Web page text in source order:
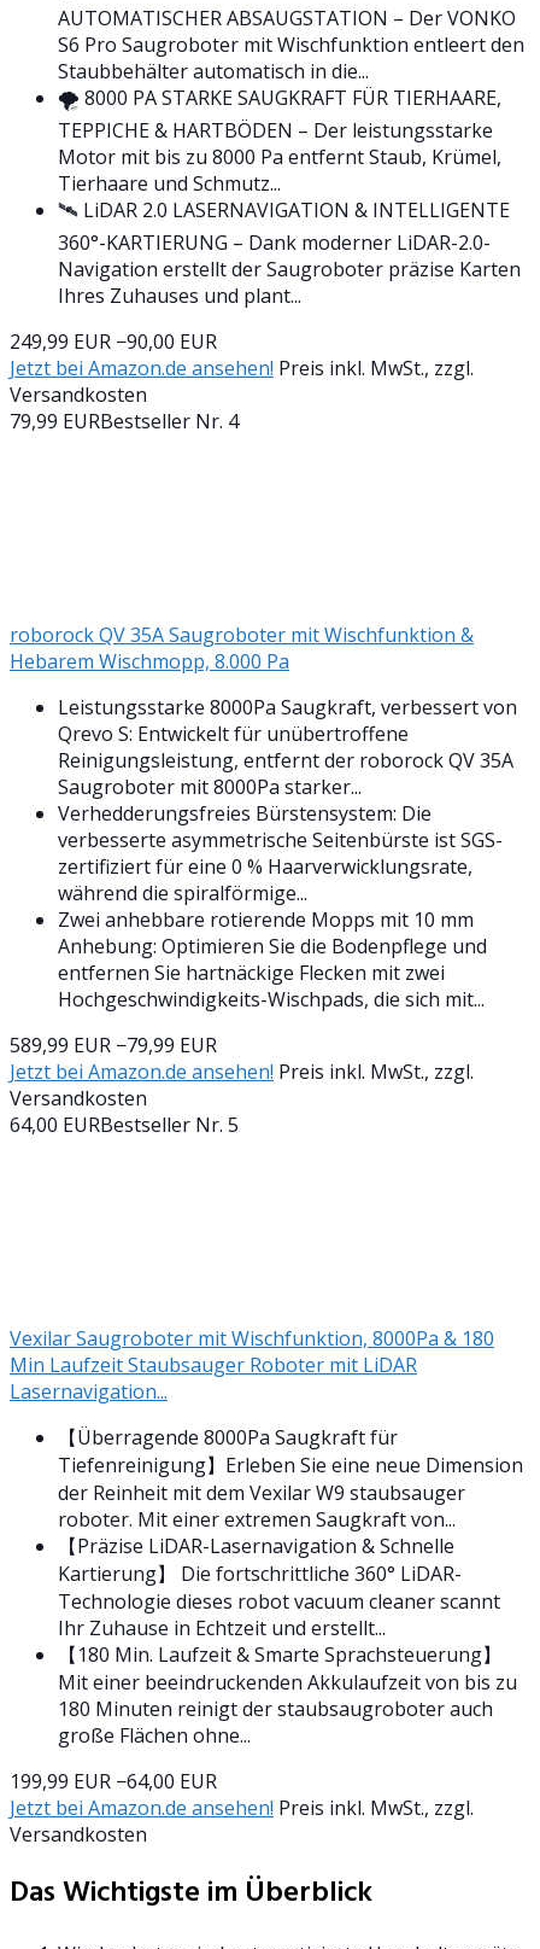
AUTOMATISCHER ABSAUGSTATION – Der VONKO
S6 Pro Saugroboter mit Wischfunktion entleert den
Staubbehälter automatisch in die...
🌪️ 8000 PA STARKE SAUGKRAFT FÜR TIERHAARE,
TEPPICHE & HARTBÖDEN – Der leistungsstarke
Motor mit bis zu 8000 Pa entfernt Staub, Krümel,
Tierhaare und Schmutz...
🛰️ LiDAR 2.0 LASERNAVIGATION & INTELLIGENTE
360°-KARTIERUNG – Dank moderner LiDAR-2.0-
Navigation erstellt der Saugroboter präzise Karten
Ihres Zuhauses und plant...
249,99 EUR −90,00 EUR
Jetzt bei Amazon.de ansehen! Preis inkl. MwSt., zzgl.
Versandkosten
79,99 EURBestseller Nr. 4
roborock QV 35A Saugroboter mit Wischfunktion &
Hebarem Wischmopp, 8.000 Pa
Leistungsstarke 8000Pa Saugkraft, verbessert von
Qrevo S: Entwickelt für unübertroffene
Reinigungsleistung, entfernt der roborock QV 35A
Saugroboter mit 8000Pa starker...
Verhedderungsfreies Bürstensystem: Die
verbesserte asymmetrische Seitenbürste ist SGS-
zertifiziert für eine 0 % Haarverwicklungsrate,
während die spiralförmige...
Zwei anhebbare rotierende Mopps mit 10 mm
Anhebung: Optimieren Sie die Bodenpflege und
entfernen Sie hartnäckige Flecken mit zwei
Hochgeschwindigkeits-Wischpads, die sich mit...
589,99 EUR −79,99 EUR
Jetzt bei Amazon.de ansehen! Preis inkl. MwSt., zzgl.
Versandkosten
64,00 EURBestseller Nr. 5
Vexilar Saugroboter mit Wischfunktion, 8000Pa & 180
Min Laufzeit Staubsauger Roboter mit LiDAR
Lasernavigation...
【Überragende 8000Pa Saugkraft für
Tiefenreinigung】Erleben Sie eine neue Dimension
der Reinheit mit dem Vexilar W9 staubsauger
roboter. Mit einer extremen Saugkraft von...
【Präzise LiDAR-Lasernavigation & Schnelle
Kartierung】 Die fortschrittliche 360° LiDAR-
Technologie dieses robot vacuum cleaner scannt
Ihr Zuhause in Echtzeit und erstellt...
【180 Min. Laufzeit & Smarte Sprachsteuerung】
Mit einer beeindruckenden Akkulaufzeit von bis zu
180 Minuten reinigt der staubsaugroboter auch
große Flächen ohne...
199,99 EUR −64,00 EUR
Jetzt bei Amazon.de ansehen! Preis inkl. MwSt., zzgl.
Versandkosten
Das Wichtigste im Überblick